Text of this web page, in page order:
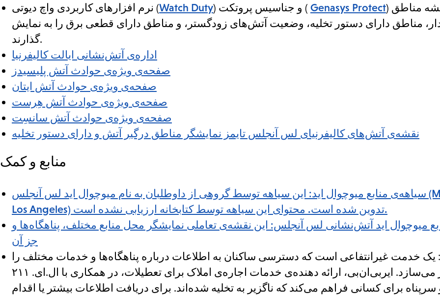
نرم افزارهای کاربردی واچ دیوتی (Watch Duty ) و جناسیس پروتکت ( Genasys Protect) می‌توانند نقشه مناطق
مناطق دارای دستور تخلیه، وضعیت آتش‌های زودگستر، و مناطق دارای قطعی برق را به نمایش
گذارند.
اداره‌ی آتش‌نشانی ایالت کالیفرنیا
صفحه‌ی ویژه‌ی حوادث آتش پلیسیدز
صفحه‌ی ویژه‌ی حوادث آتش ایتان
صفحه‌ی ویژه‌ی حوادث آتش هِرست
صفحه‌ی ویژه‌ی حوادث آتش سانسِت
نقشه‌ی آتش‌های کالیفرنیای لس آنجلس تایمز نمایشگر مناطق درگیر آتش و دارای دستور تخلیه
منابع و کمک
سیاهه‌ی منابع میوچوال اید: این سیاهه توسط گروهی از داوطلبان به نام میوچوال اید لس آنجلس (Mutual Aid
Los Angeles) تدوین شده است. محتوای این سیاهه توسط کتابخانه ارزیابی نشده است.
میوچوال اید آتش‌نشانی لس آنجلس: این نقشه‌ی تعاملی نمایشگر محل منابع مختلف، پناهگاه‌ها و
جز آن
ال.ای. ۲۱۱: یک خدمت غیرانتفاعی است که دسترسی ساکنان به اطلاعات درباره پناهگاه‌ها و خدمات مختلف را
برقرار می‌سازد. ایربی‌ان‌بی، ارائه دهنده‌ی خدمات اجاره‌ی املاک برای تعطیلات، در همکاری با ال.ای. ۲۱۱
سرپناه برای کسانی فراهم می‌کند که ناگزیر به تخلیه شده‌اند. برای دریافت اطلاعات بیشتر یا اقدام